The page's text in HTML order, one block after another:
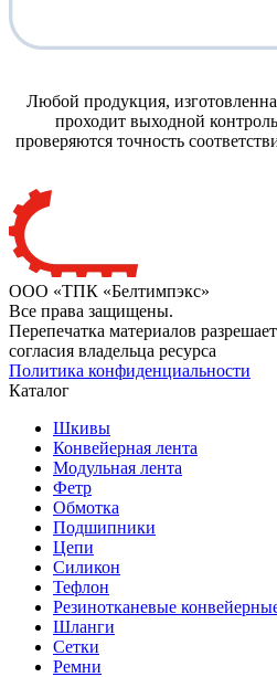
Любой продукция,
проходит выходной
проверяются точность
ООО «ТПК «Белтимпэкс»
Все права защищены.
Перепечатка материалов
согласия владельца ресурса
Политика конфиденциальности
Каталог
Шкивы
Конвейерная лента
Модульная лента
Фетр
Обмотка
Подшипники
Цепи
Силикон
Тефлон
Резинотканевые
Шланги
Сетки
Ремни